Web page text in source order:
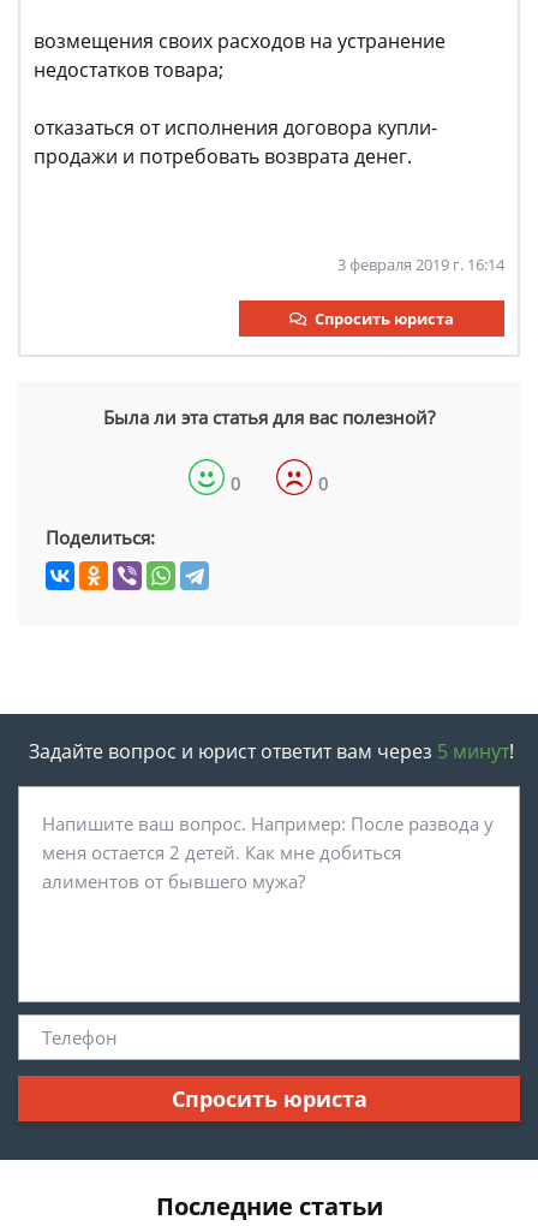
возмещения своих расходов на устранение
недостатков товара;
отказаться от исполнения договора купли-
продажи и потребовать возврата денег.
3 февраля 2019 г. 16:14
Спросить юриста
Была ли эта статья для вас полезной?
0 0
Поделиться:
Задайте вопрос и юрист ответит вам через 5 минут!
Спросить юриста
Последние статьи